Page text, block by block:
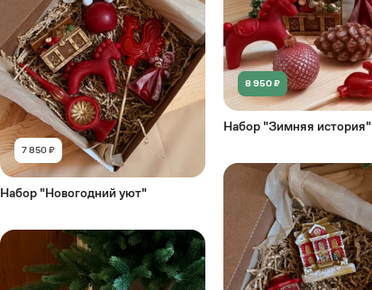
7 850 ₽
Набор "Новогодний уют"
8 950 ₽
Набор "Зимняя история"